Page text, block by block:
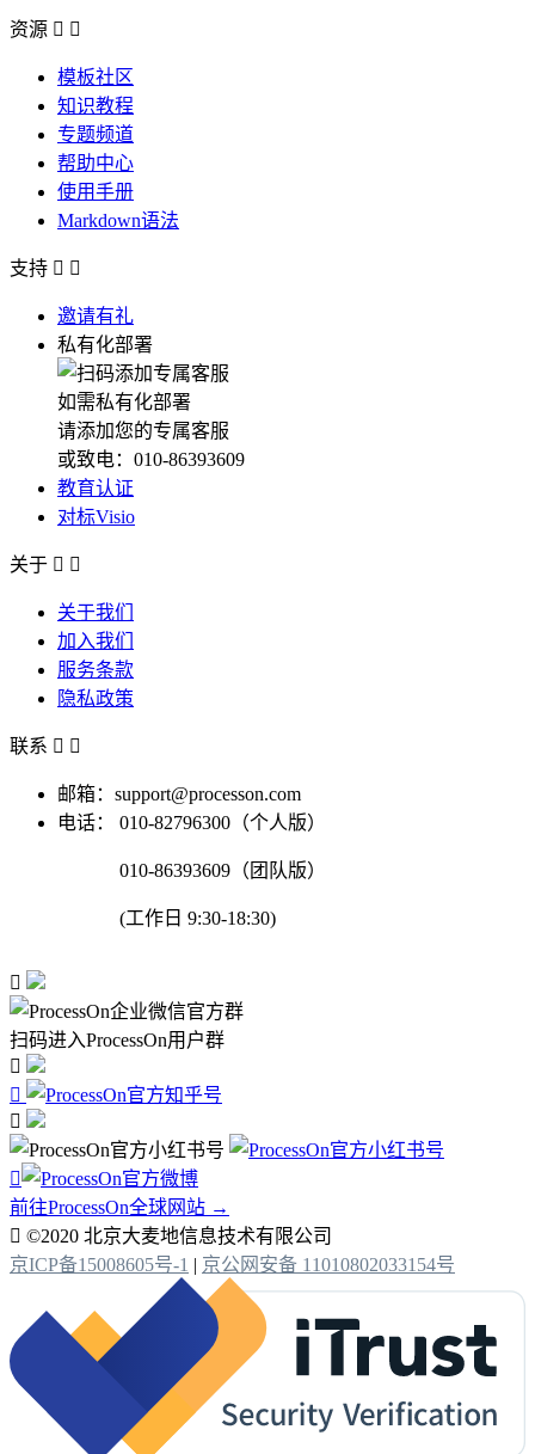
资源  
模板社区
知识教程
专题频道
帮助中心
使用手册
Markdown语法
支持  
邀请有礼
私有化部署
如需私有化部署
请添加您的专属客服
或致电：010-86393609
教育认证
对标Visio
关于  
关于我们
加入我们
服务条款
隐私政策
联系  
邮箱：support@processon.com
电话：
010-82796300（个人版）
010-86393609（团队版）
(工作日 9:30-18:30)

扫码进入ProcessOn用户群




前往ProcessOn全球网站 →
 ©2020 北京大麦地信息技术有限公司
京ICP备15008605号-1 | 京公网安备 11010802033154号